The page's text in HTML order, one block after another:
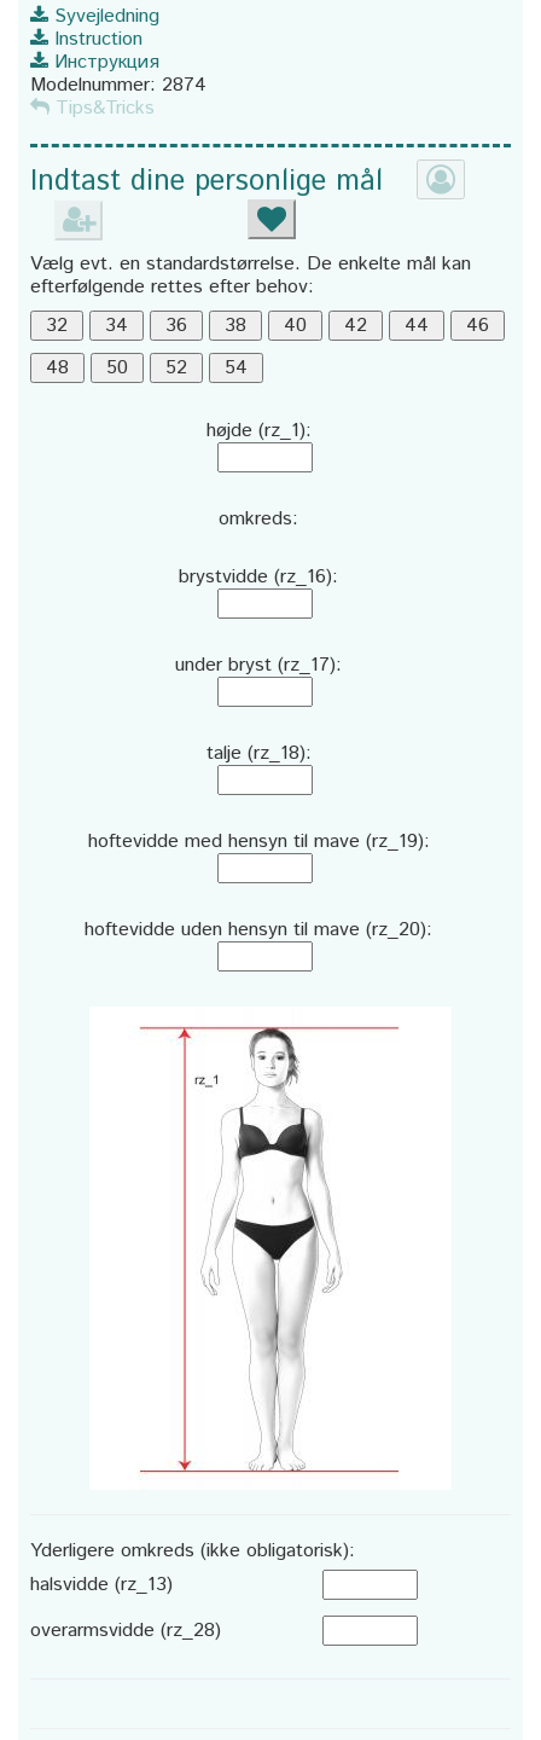
Syvejledning
Instruction
Инструкция
Modelnummer: 2874
Tips&Tricks
Indtast dine personlige mål
Vælg evt. en standardstørrelse. De enkelte mål kan
efterfølgende rettes efter behov:
højde (rz_1):
omkreds:
brystvidde (rz_16):
under bryst (rz_17):
talje (rz_18):
hoftevidde med hensyn til mave (rz_19):
hoftevidde uden hensyn til mave (rz_20):
Yderligere omkreds (ikke obligatorisk):
halsvidde (rz_13)
overarmsvidde (rz_28)